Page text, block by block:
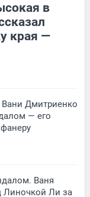
в
края —
Вани Дмитриенко
— его
Ваня
Линочкой Ли за